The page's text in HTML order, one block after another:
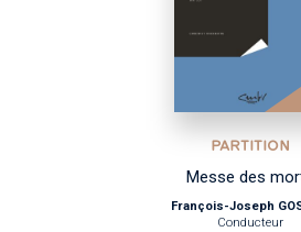
PARTITION
Messe des
François-Joseph
Conducteur